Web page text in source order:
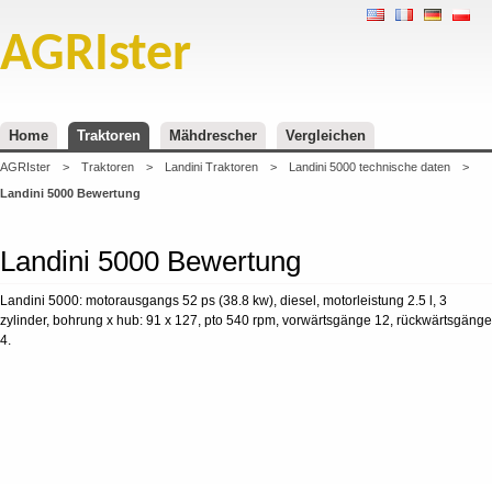
AGRIster
Home Traktoren Mähdrescher Vergleichen
AGRIster > Traktoren > Landini Traktoren > Landini 5000 technische daten
>
Landini 5000 Bewertung
Landini 5000 Bewertung
Landini 5000: motorausgangs 52 ps (38.8 kw), diesel, motorleistung 2.5 l, 3
zylinder, bohrung x hub: 91 x 127, pto 540 rpm, vorwärtsgänge 12, rückwärtsgänge
4.